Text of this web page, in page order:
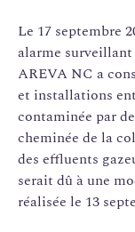
Le 17 septembre
alarme surveillant
AREVA NC a
et installations
contaminée par
cheminée de la
des effluents
serait dû à une
réalisée le 13